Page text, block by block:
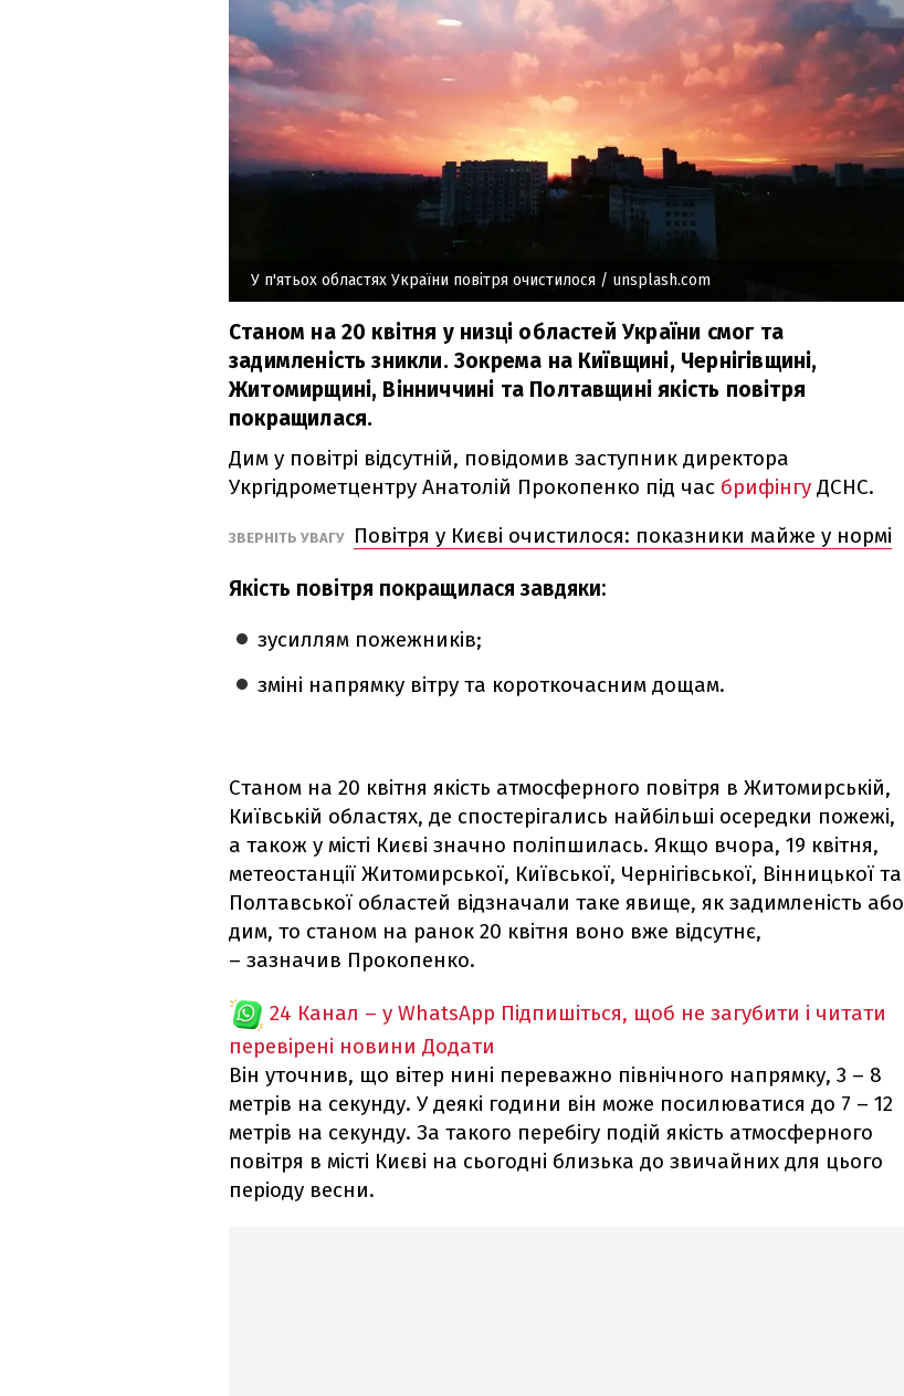
У п'ятьох областях України повітря очистилося / unsplash.com
Станом на 20 квітня у низці областей України смог та
задимленість зникли. Зокрема на Київщині, Чернігівщині,
Житомирщині, Вінниччині та Полтавщині якість повітря
покращилася.
Дим у повітрі відсутній, повідомив заступник директора
Укргідрометцентру Анатолій Прокопенко під час брифінгу ДСНС.
ЗВЕРНІТЬ УВАГУ Повітря у Києві очистилося: показники майже у нормі
Якість повітря покращилася завдяки:
зусиллям пожежників;
зміні напрямку вітру та короткочасним дощам.
Станом на 20 квітня якість атмосферного повітря в Житомирській,
Київській областях, де спостерігались найбільші осередки пожежі,
а також у місті Києві значно поліпшилась. Якщо вчора, 19 квітня,
метеостанції Житомирської, Київської, Чернігівської, Вінницької та
Полтавської областей відзначали таке явище, як задимленість або
дим, то станом на ранок 20 квітня воно вже відсутнє,
– зазначив Прокопенко.
24 Канал – у WhatsApp Підпишіться, щоб не загубити і читати
перевірені новини Додати
Він уточнив, що вітер нині переважно північного напрямку, 3 – 8
метрів на секунду. У деякі години він може посилюватися до 7 – 12
метрів на секунду. За такого перебігу подій якість атмосферного
повітря в місті Києві на сьогодні близька до звичайних для цього
періоду весни.